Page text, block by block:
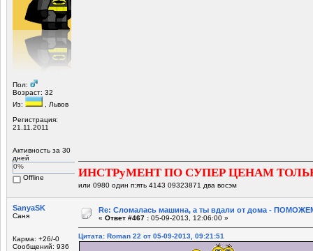
Пол:
Возраст: 32
Из:
, Львов
Регистрация:
21.11.2011
Активность за 30
дней
0%
Offline
ИНСТРуМЕНТ ПО СУПЕР ЦЕНАМ
или 0980 один п:ять 4143 09323871 два восэм
SanyaSK
Саня
Карма: +26/-0
Сообщений: 936
Re: Сломалась машина, а ты вдали от дома -
« Ответ #467 : 05-09-2013, 12:06:00 »
Цитата: Roman 22 от 05-09-2013, 09:21:51